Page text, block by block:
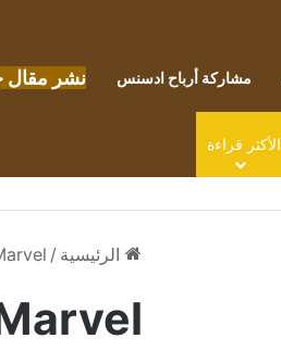
مشاركة أرباح ادسنس نشر
الأكثر قراءة
الرئيسية /